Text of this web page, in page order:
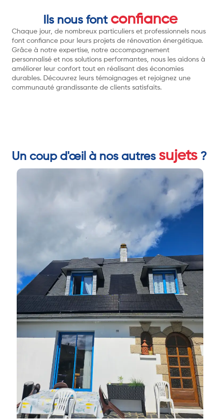
Ils nous font confiance
Chaque jour, de nombreux particuliers et professionnels nous
font confiance pour leurs projets de rénovation énergétique.
Grâce à notre expertise, notre accompagnement
personnalisé et nos solutions performantes, nous les aidons à
améliorer leur confort tout en réalisant des économies
durables. Découvrez leurs témoignages et rejoignez une
communauté grandissante de clients satisfaits.
Un coup d'œil à nos autres sujets ?